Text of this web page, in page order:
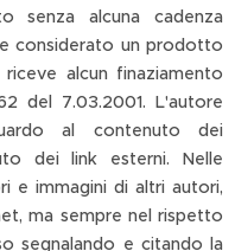
senza alcuna cadenza
considerato un prodotto
alcun finaziamento
del 7.03.2001. L'autore
al contenuto dei
dei link esterni. Nelle
e immagini di altri autori,
ma sempre nel rispetto
segnalando e citando la